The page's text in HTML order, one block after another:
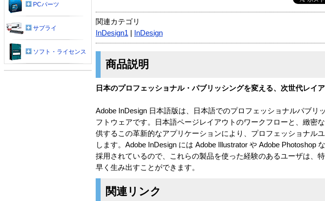
関連カテゴリ
InDesign1
InDesign
商品説明
日本のプロフェッショナル・パブリッシングを変える、次世代レイ
Adobe InDesign 日本語版は、日本語でのプロフェッショナルパブ
フトウェアです。日本語ページレイアウトのワークフローと、緻密
供するこの革新的なアプリケーションにより、プロフェッショナル
します。Adobe InDesign には Adobe Illustrator や Adobe Photoshop
採用されているので、これらの製品を使った経験のあるユーザは、
早く生み出すことができます。
関連リンク
PCパーツ
サプライ
ソフト・ライセンス